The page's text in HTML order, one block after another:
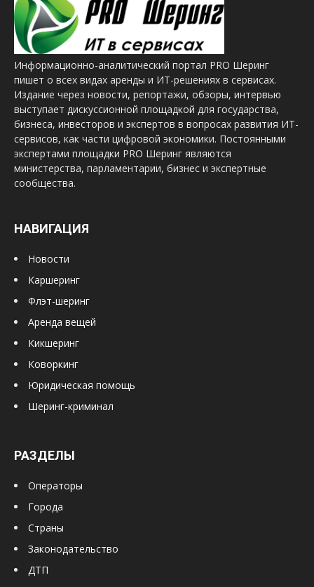
Информационно-аналитический портал PRO Шеринг
пишет о всех видах аренды и ИТ-решениях в сервисах.
Издание через новости, репортажи, обзоры, интервью
выступает дискуссионной площадкой для государства,
бизнеса, инвесторов и экспертов в вопросах развития ИТ-
сервисов, как части цифровой экономики. Постоянными
экспертами площадки PRO Шеринг являются
министерства, парламентарии, бизнес и экспертные
сообщества.
НАВИГАЦИЯ
Новости
Каршеринг
Флэт-шеринг
Аренда вещей
Кикшеринг
Коворкинг
Юридическая помощь
Шеринг-криминал
РАЗДЕЛЫ
Операторы
Города
Страны
Законодательство
ДТП